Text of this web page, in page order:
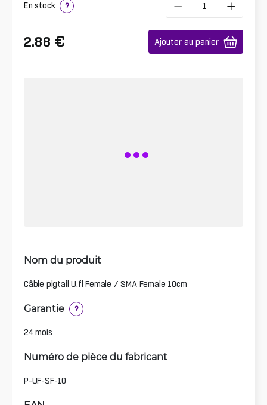
En stock ?
2.88 € Ajouter au panier
Nom du produit
Câble pigtail U.fl Female / SMA Female 10cm
Garantie ?
24 mois
Numéro de pièce du fabricant
P-UF-SF-10